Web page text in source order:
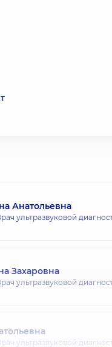
Анатольевна
ультразвуковой
Захаровна
ультразвуковой
ультразвуковой